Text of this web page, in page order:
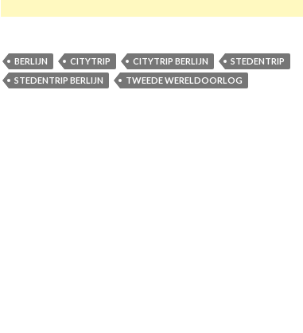
BERLIJN CITYTRIP CITYTRIP BERLIJN
STEDENTRIP
STEDENTRIP BERLIJN
TWEEDE WERELDOORLOG